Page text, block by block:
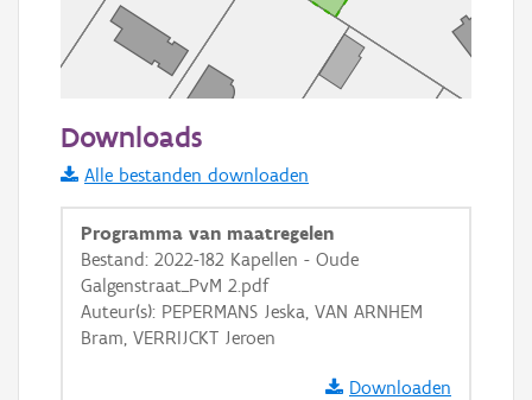
Informatie Vlaanderen
i
+ −
Downloads
Alle bestanden downloaden
Programma van maatregelen
Bestand: 2022-182 Kapellen - Oude
Galgenstraat_PvM 2.pdf
Auteur(s): PEPERMANS Jeska, VAN ARNHEM
Bram, VERRIJCKT Jeroen
Downloaden